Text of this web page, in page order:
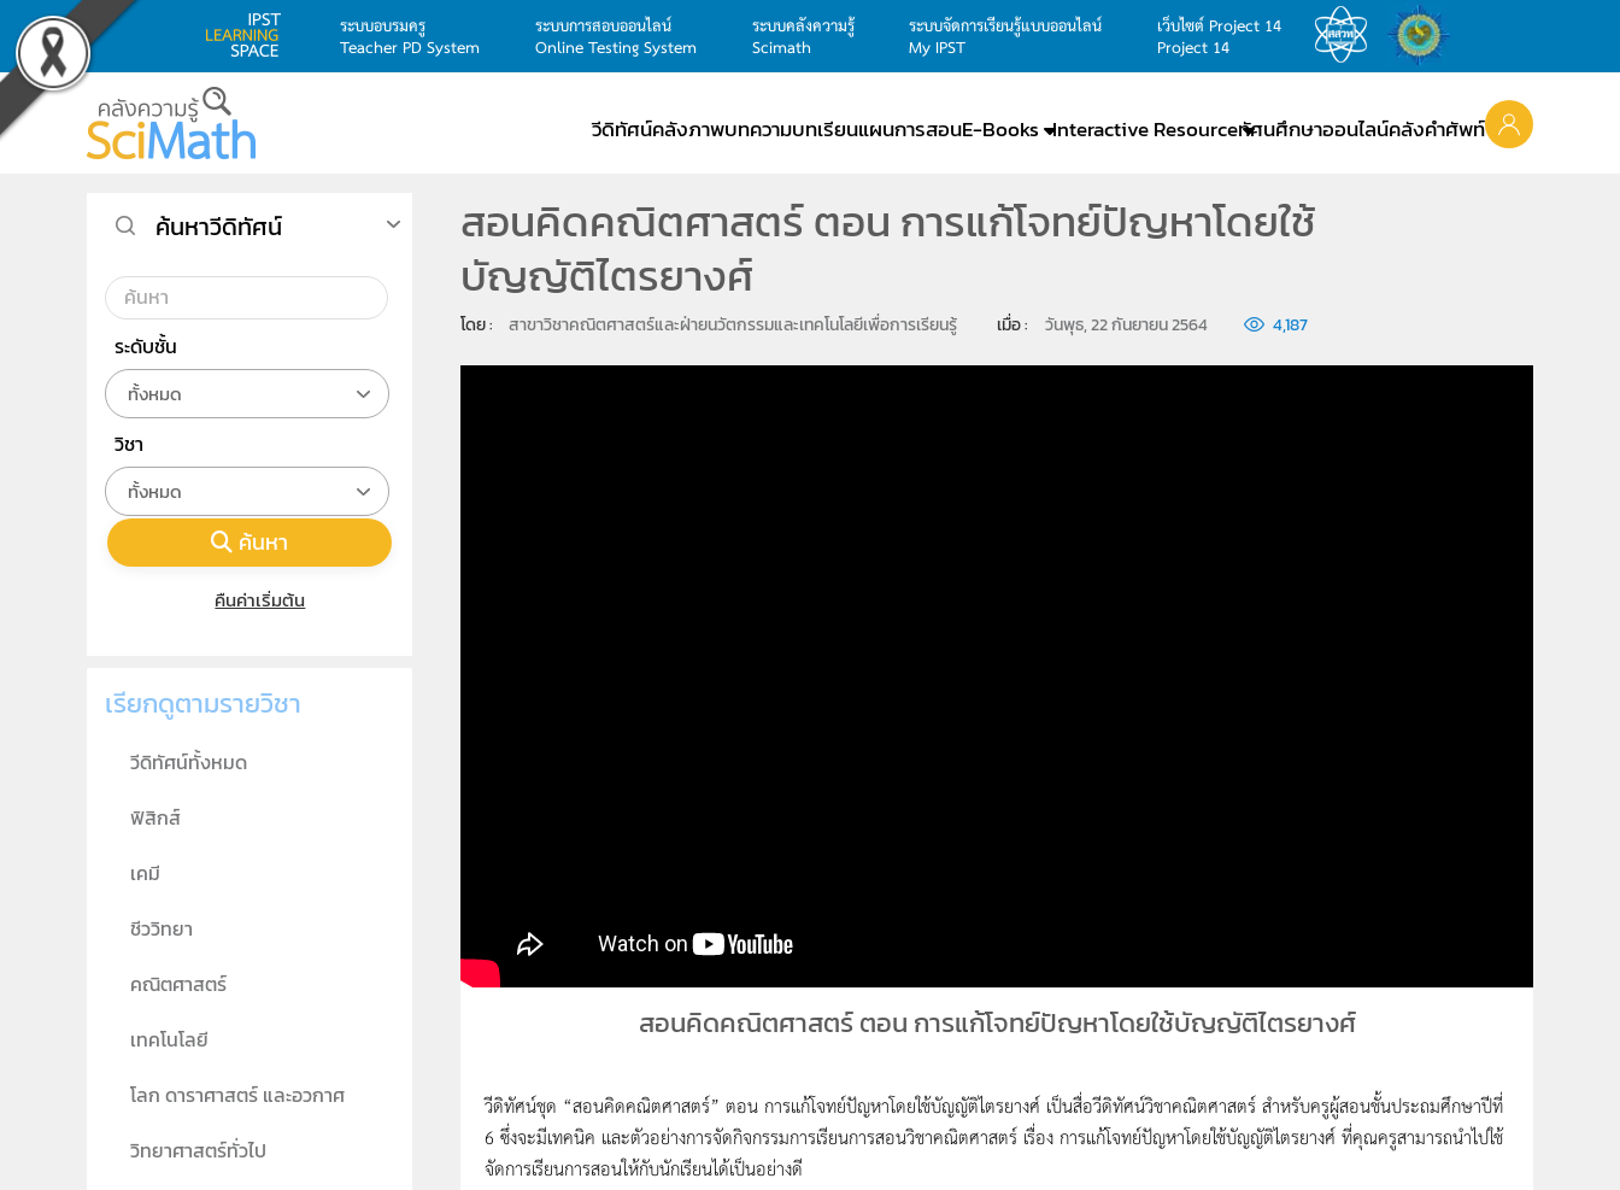
Skip to main content
ระบบอบรมครู
Teacher PD System
ระบบการสอบออนไลน์
Online Testing System
ระบบคลังความรู้
Scimath
ระบบจัดการเรียนรู้แบบออนไลน์
My IPST
เว็บไซต์ Project 14
Project 14
วีดิทัศน์คลังภาพบทความบทเรียนแผนการสอนE-Books Interactive Resourceทัศนศึกษาออนไลน์คลังคำศัพท์
สอนคิดคณิตศาสตร์ ตอน การแก้โจทย์ปัญหาโดยใช้
บัญญัติไตรยางศ์
โดย : สาขาวิชาคณิตศาสตร์และฝ่ายนวัตกรรมและเทคโนโลยีเพื่อการเรียนรู้ เมื่อ : วันพุธ, 22 กันยายน 2564 4,187
สอนคิดคณิตศาสตร์ ตอน การแก้โจทย์ปัญหาโดยใช้บัญญัติไตรยางศ์
วีดิทัศน์ชุด “สอนคิดคณิตศาสตร์” ตอน การแก้โจทย์ปัญหาโดยใช้บัญญัติไตรยางศ์ เป็นสื่อวีดิทัศน์วิชาคณิตศาสตร์ สำหรับครูผู้สอนชั้นประถมศึกษาปีที่
6 ซึ่งจะมีเทคนิค และตัวอย่างการจัดกิจกรรมการเรียนการสอนวิชาคณิตศาสตร์ เรื่อง การแก้โจทย์ปัญหาโดยใช้บัญญัติไตรยางศ์ ที่คุณครูสามารถนำไปใช้
จัดการเรียนการสอนให้กับนักเรียนได้เป็นอย่างดี
ค้นหาวีดิทัศน์
ระดับชั้น
ทั้งหมด
วิชา
ทั้งหมด
ค้นหา
คืนค่าเริ่มต้น
เรียกดูตามรายวิชา
วีดิทัศน์ทั้งหมด
ฟิสิกส์
เคมี
ชีววิทยา
คณิตศาสตร์
เทคโนโลยี
โลก ดาราศาสตร์ และอวกาศ
วิทยาศาสตร์ทั่วไป